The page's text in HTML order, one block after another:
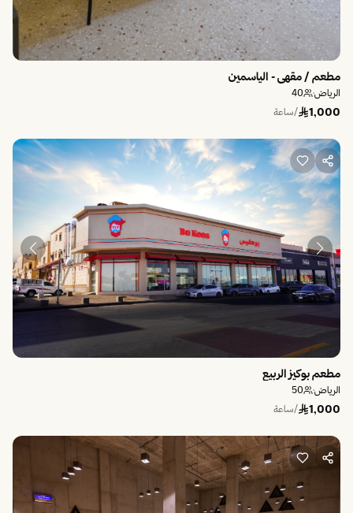
مطعم / مقهى - الياسمين
الرياض·
40
1,000 /ساعة
مطعم بوكيز الربيع
الرياض·
50
1,000 /ساعة